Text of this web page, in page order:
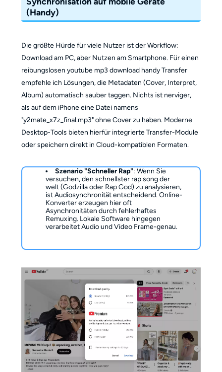
(Handy)
Die größte Hürde für viele Nutzer ist der Workflow:
Download am PC, aber Nutzen am Smartphone. Für einen
reibungslosen youtube mp3 download handy Transfer
empfehle ich Lösungen, die Metadaten (Cover, Interpret,
Album) automatisch sauber taggen. Nichts ist nerviger,
als auf dem iPhone eine Datei namens
"y2mate_x7z_final.mp3" ohne Cover zu haben. Moderne
Desktop-Tools bieten hierfür integrierte Transfer-Module
oder speichern direkt in Cloud-kompatiblen Formaten.
Szenario "Schneller Rap": Wenn Sie
versuchen, den schnellster rap song der
welt (Godzilla oder Rap God) zu analysieren,
ist Audiosynchronität entscheidend. Online-
Konverter erzeugen hier oft
Asynchronitäten durch fehlerhaftes
Remuxing. Lokale Software hingegen
verarbeitet Audio und Video Frame-genau.